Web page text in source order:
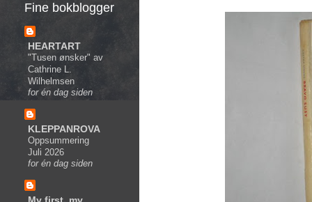
Fine bokblogger
HEARTART
"Tusen ønsker" av
Cathrine L.
Wilhelmsen
for én dag siden
KLEPPANROVA
Oppsummering
Juli 2026
for én dag siden
My first, my